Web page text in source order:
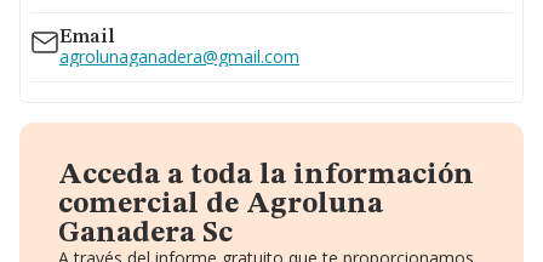
Email
agrolunaganadera@gmail.com
Acceda a toda la información
comercial de Agroluna
Ganadera Sc